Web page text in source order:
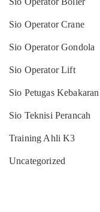
Sio Operator Crane
Sio Operator Gondola
Sio Operator Lift
Sio Petugas Kebakaran
Sio Teknisi Perancah
Training Ahli K3
Uncategorized